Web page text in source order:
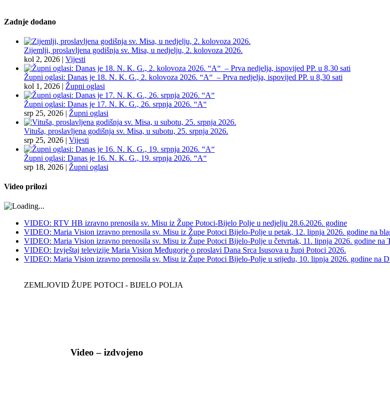
Zadnje dodano
Zijemlji, proslavljena godišnja sv. Misa, u nedjelju, 2. kolovoza 2026.
kol 2, 2026 | Vijesti
Župni oglasi: Danas je 18. N. K. G., 2. kolovoza 2026. “A“ – Prva nedjelja, ispovijed PP. u 8,30 sati
kol 1, 2026 | Župni oglasi
Župni oglasi: Danas je 17. N. K. G., 26. srpnja 2026. “A“
srp 25, 2026 | Župni oglasi
Vituša, proslavljena godišnja sv. Misa, u subotu, 25. srpnja 2026.
srp 25, 2026 | Vijesti
Župni oglasi: Danas je 16. N. K. G., 19. srpnja 2026. “A“
srp 18, 2026 | Župni oglasi
Video prilozi
VIDEO: RTV HB izravno prenosila sv. Misu iz Župe Potoci-Bijelo Polje u nedjelju 28.6.2026. godine
VIDEO: Maria Vision izravno prenosila sv. Misu iz Župe Potoci Bijelo-Polje u petak, 12. lipnja 2026. godine na
VIDEO: Maria Vision izravno prenosila sv. Misu iz Župe Potoci Bijelo-Polje u četvrtak, 11. lipnja 2026. godine na
VIDEO: Izvještaj televizije Maria Vision Međugorje o proslavi Dana Srca Isusova u župi Potoci 2026.
VIDEO: Maria Vision izravno prenosila sv. Misu iz Župe Potoci Bijelo-Polje u srijedu, 10. lipnja 2026. godine na
ZEMLJOVID ŽUPE POTOCI - BIJELO POLJA
Video – izdvojeno